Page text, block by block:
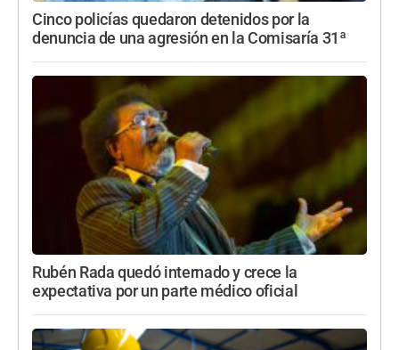
Cinco policías quedaron detenidos por la
denuncia de una agresión en la Comisaría 31ª
Rubén Rada quedó internado y crece la
expectativa por un parte médico oficial